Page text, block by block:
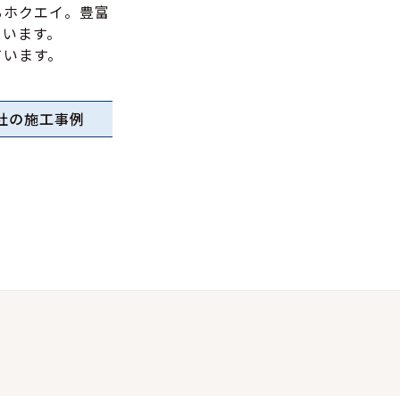
クエイ。豊富
ます。
ます。
の施工事例